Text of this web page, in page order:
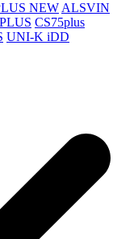
NEW ALSVIN
CS75plus
UNI-K iDD